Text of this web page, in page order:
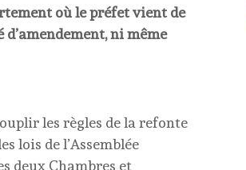
où le préfet vient de
ni même
les règles de la refonte
lois de l’Assemblée
deux Chambres et